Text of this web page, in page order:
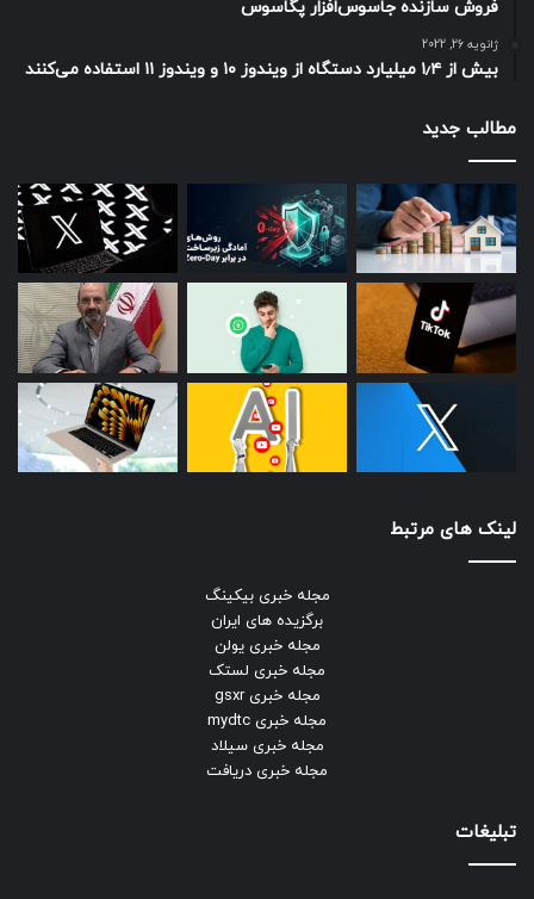
فروش سازنده جاسوس‌افزار پگاسوس
ژانویه 26, 2022
بیش از ۱٫۴ میلیارد دستگاه از ویندوز ۱۰ و ویندوز ۱۱ استفاده می‌کنند
مطالب جدید
لینک های مرتبط
مجله خبری بیکینگ
برگزیده های ایران
مجله خبری یولن
مجله خبری لستک
مجله خبری gsxr
مجله خبری mydtc
مجله خبری سیلاد
مجله خبری دریافت
تبلیغات